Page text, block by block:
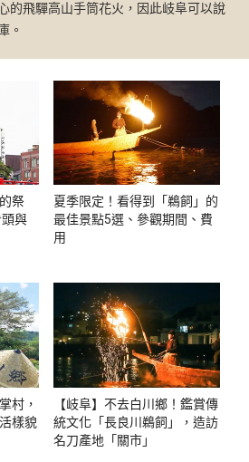
的飛驒高山手筒花火，因此岐阜可以說
。
祭
與
夏季限定！看得到「鵜飼」的
最佳景點5選、參觀期間、費
用
村，
樣貌
【岐阜】不去白川鄉！鑑賞傳
統文化「長良川鵜飼」，造訪
名刀產地「關市」